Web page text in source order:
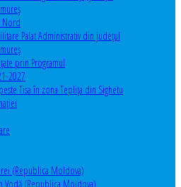
Nord
Palat Administrativ din județul
prin Programul
2027
Tisa în zona Teplița din Sighetu
(Republica Moldova)
Vodă (Republica Moldova)